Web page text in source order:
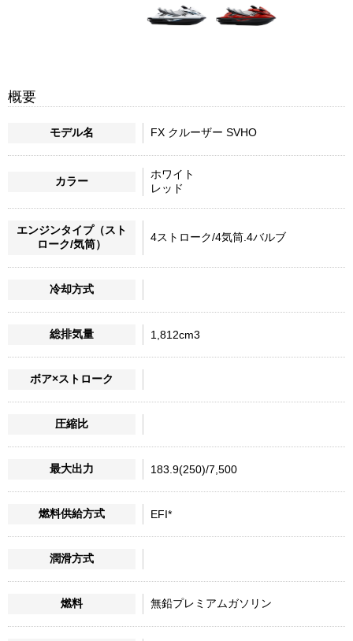
概要
モデル名 FX クルーザー SVHO
カラー
ホワイト
レッド
エンジンタイプ（スト
ローク/気筒）
4ストローク/4気筒.4バルブ
冷却方式
総排気量 1,812cm3
ボア×ストローク
圧縮比
最大出力 183.9(250)/7,500
燃料供給方式 EFI*
潤滑方式
燃料 無鉛プレミアムガソリン